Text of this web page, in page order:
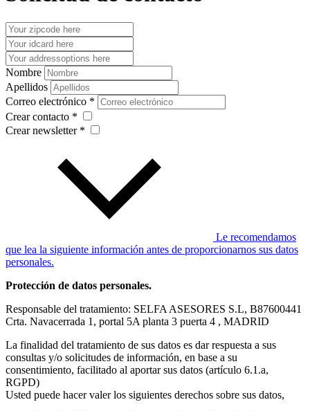
Nombre
Apellidos
Correo electrónico *
Crear contacto *
Crear newsletter *
Le recomendamos
que lea la siguiente información antes de proporcionarnos sus datos
personales.
Protección de datos personales.
Responsable del tratamiento: SELFA ASESORES S.L, B87600441
Crta. Navacerrada 1, portal 5A planta 3 puerta 4 , MADRID
La finalidad del tratamiento de sus datos es dar respuesta a sus
consultas y/o solicitudes de información, en base a su
consentimiento, facilitado al aportar sus datos (artículo 6.1.a,
RGPD)
Usted puede hacer valer los siguientes derechos sobre sus datos,